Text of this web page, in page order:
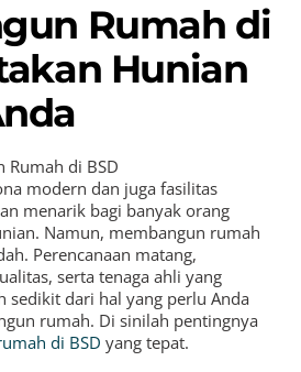
Rumah di
Hunian
Rumah di BSD
modern dan juga fasilitas
menarik bagi banyak orang
Namun, membangun rumah
Perencanaan matang,
serta tenaga ahli yang
sedikit dari hal yang perlu Anda
rumah. Di sinilah pentingnya
di BSD yang tepat.